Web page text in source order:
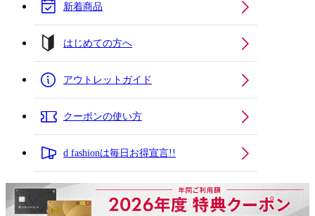
新着商品
はじめての方へ
アウトレットガイド
クーポンの使い方
d fashionは毎日お得宣言!!